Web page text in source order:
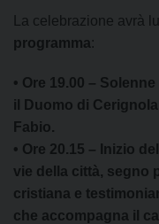
La celebrazione avrà
programma:
•⁠ ⁠Ore 19.00 –
il Duomo di
Fabio.
•⁠ ⁠Ore 20.15 – Inizio
vie della città, segno
cristiana e
che accompagna il